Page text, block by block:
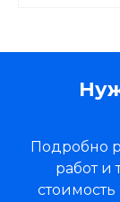
Подробно
работ и